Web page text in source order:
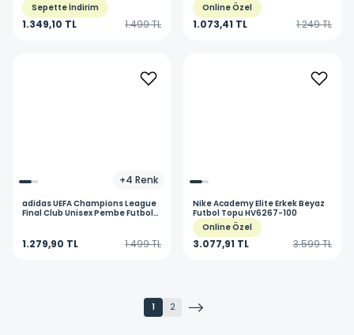
Sepette İndirim
1.349,10 TL 1.499 TL
Online Özel
1.073,41 TL 1.249 TL
+4 Renk
adidasUEFA Champions League
Final Club Unisex Pembe Futbol
1.279,90 TL 1.499 TL
NikeAcademy Elite Erkek Beyaz
Futbol Topu HV6267-100
Online Özel
3.077,91 TL 3.599 TL
1 2